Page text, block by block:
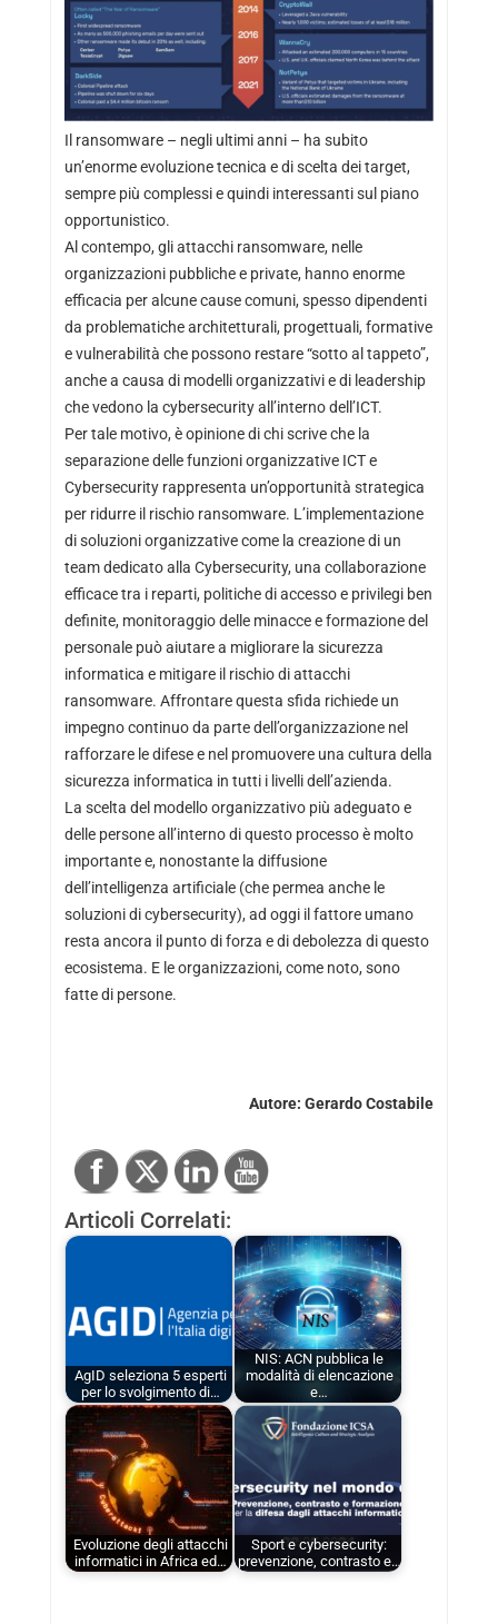
Il ransomware – negli ultimi anni – ha subito
un’enorme evoluzione tecnica e di scelta dei target,
sempre più complessi e quindi interessanti sul piano
opportunistico.
Al contempo, gli attacchi ransomware, nelle
organizzazioni pubbliche e private, hanno enorme
efficacia per alcune cause comuni, spesso dipendenti
da problematiche architetturali, progettuali, formative
e vulnerabilità che possono restare “sotto al tappeto”,
anche a causa di modelli organizzativi e di leadership
che vedono la cybersecurity all’interno dell’ICT.
Per tale motivo, è opinione di chi scrive che la
separazione delle funzioni organizzative ICT e
Cybersecurity rappresenta un’opportunità strategica
per ridurre il rischio ransomware. L’implementazione
di soluzioni organizzative come la creazione di un
team dedicato alla Cybersecurity, una collaborazione
efficace tra i reparti, politiche di accesso e privilegi ben
definite, monitoraggio delle minacce e formazione del
personale può aiutare a migliorare la sicurezza
informatica e mitigare il rischio di attacchi
ransomware. Affrontare questa sfida richiede un
impegno continuo da parte dell’organizzazione nel
rafforzare le difese e nel promuovere una cultura della
sicurezza informatica in tutti i livelli dell’azienda.
La scelta del modello organizzativo più adeguato e
delle persone all’interno di questo processo è molto
importante e, nonostante la diffusione
dell’intelligenza artificiale (che permea anche le
soluzioni di cybersecurity), ad oggi il fattore umano
resta ancora il punto di forza e di debolezza di questo
ecosistema. E le organizzazioni, come noto, sono
fatte di persone.
Autore:Gerardo Costabile
Articoli Correlati:
AgID seleziona 5 esperti
per lo svolgimento di…
NIS: ACN pubblica le
modalità di elencazione
e…
Evoluzione degli attacchi
informatici in Africa ed…
Sport e cybersecurity:
prevenzione, contrasto e…